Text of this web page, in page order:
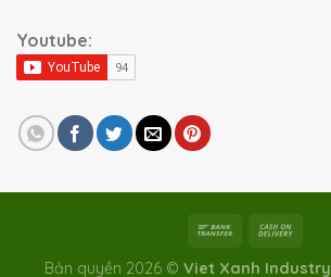
Youtube:
Bản quyền 2026 © Viet Xanh Industry